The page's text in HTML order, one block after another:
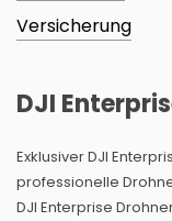
Versicherung
DJI
Exklusiver DJI
professionelle
DJI Enterprise